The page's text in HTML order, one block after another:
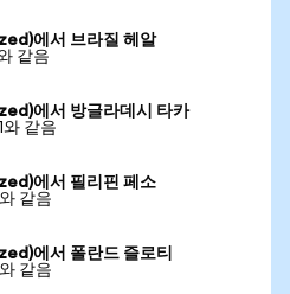
에서 브라질 헤알
같음
에서 방글라데시 타카
와 같음
에서 필리핀 페소
같음
에서 폴란드 즐로티
같음